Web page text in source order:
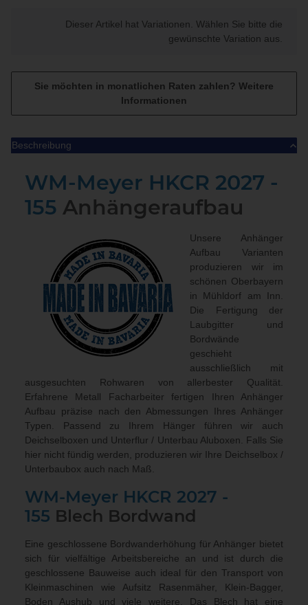
Dieser Artikel hat Variationen. Wählen Sie bitte die
gewünschte Variation aus.
Sie möchten in monatlichen Raten zahlen? Weitere
Informationen
Beschreibung
WM-Meyer HKCR 2027 -
155 Anhängeraufbau
Unsere Anhänger
Aufbau Varianten
produzieren wir im
schönen Oberbayern
in Mühldorf am Inn.
Die Fertigung der
Laubgitter und
Bordwände
geschieht
ausschließlich mit
ausgesuchten Rohwaren von allerbester Qualität.
Erfahrene Metall Facharbeiter fertigen Ihren Anhänger
Aufbau präzise nach den Abmessungen Ihres Anhänger
Typen. Passend zu Ihrem Hänger führen wir auch
Deichselboxen und Unterflur / Unterbau Aluboxen . Falls Sie
hier nicht fündig werden, produzieren wir Ihre Deichselbox /
Unterbaubox auch nach Maß
WM-Meyer HKCR 2027 -
155 Blech Bordwand
Eine geschlossene Bordwanderhöhung für Anhänger bietet
sich für vielfältige Arbeitsbereiche an und ist durch die
geschlossene Bauweise auch ideal für den Transport von
Kleinmaschinen wie Aufsitz Rasenmäher, Klein-Bagger,
Boden Aushub und viele weitere. Das Blech hat eine